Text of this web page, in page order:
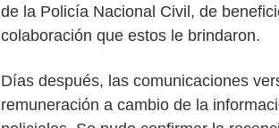
de la Policía Nacional Civil, de
colaboración que estos le brindaron.
Días después, las comunicaciones
remuneración a cambio de la